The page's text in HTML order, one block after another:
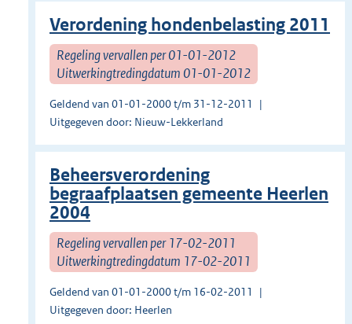
Verordening hondenbelasting 2011
Regeling vervallen per 01-01-2012
Uitwerkingtredingdatum 01-01-2012
Geldend van 01-01-2000 t/m 31-12-2011
Uitgegeven door: Nieuw-Lekkerland
Beheersverordening
begraafplaatsen gemeente Heerlen
2004
Regeling vervallen per 17-02-2011
Uitwerkingtredingdatum 17-02-2011
Geldend van 01-01-2000 t/m 16-02-2011
Uitgegeven door: Heerlen